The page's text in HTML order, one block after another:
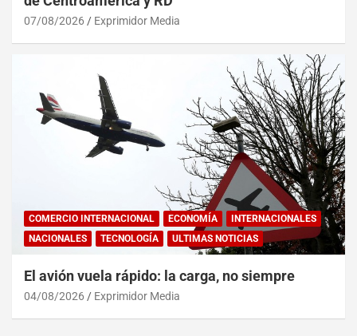
07/08/2026 Exprimidor Media
COMERCIO INTERNACIONAL ECONOMÍA
INTERNACIONALES
NACIONALES
TECNOLOGÍA ULTIMAS NOTICIAS
El avión vuela rápido: la carga, no siempre
04/08/2026 Exprimidor Media